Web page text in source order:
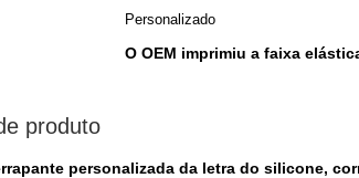
Personalizado
O OEM imprimiu a faixa
produto
personalizada da letra do silicone,